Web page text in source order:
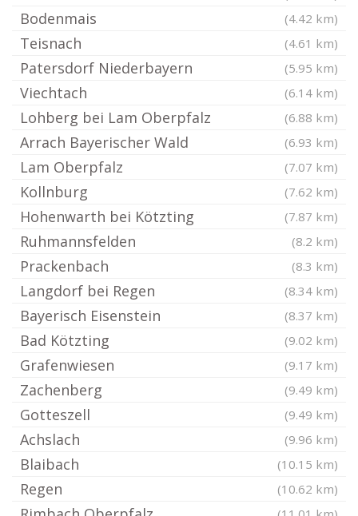
Bodenmais (4.42 km)
Teisnach (4.61 km)
Patersdorf Niederbayern (5.95 km)
Viechtach (6.14 km)
Lohberg bei Lam Oberpfalz (6.88 km)
Arrach Bayerischer Wald (6.93 km)
Lam Oberpfalz (7.07 km)
Kollnburg (7.62 km)
Hohenwarth bei Kötzting (7.87 km)
Ruhmannsfelden (8.2 km)
Prackenbach (8.3 km)
Langdorf bei Regen (8.34 km)
Bayerisch Eisenstein (8.37 km)
Bad Kötzting (9.02 km)
Grafenwiesen (9.17 km)
Zachenberg (9.49 km)
Gotteszell (9.49 km)
Achslach (9.96 km)
Blaibach (10.15 km)
Regen (10.62 km)